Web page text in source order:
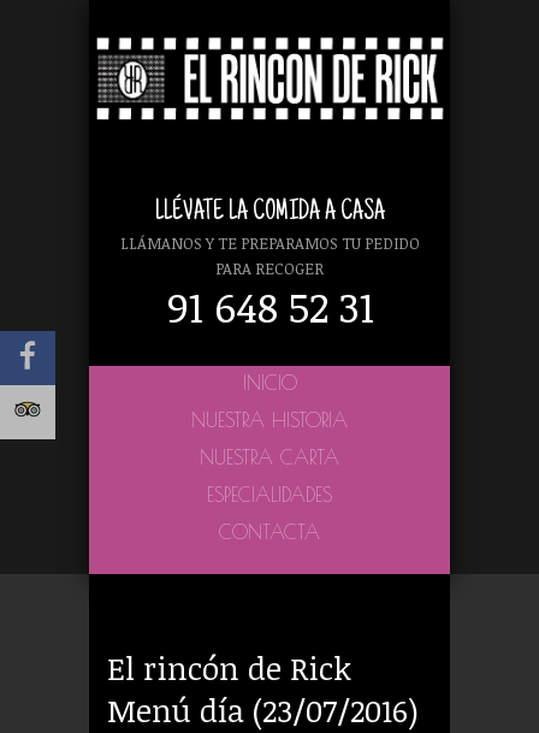
LLÉVATE LA COMIDA A CASA
LLÁMANOS Y TE PREPARAMOS TU PEDIDO
PARA RECOGER
91 648 52 31
INICIO
NUESTRA HISTORIA
NUESTRA CARTA
ESPECIALIDADES
CONTACTA
El rincón de Rick
Menú día (23/07/2016)